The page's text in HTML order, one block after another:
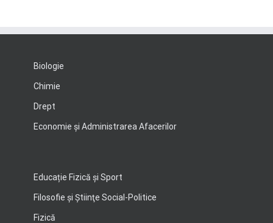
Biologie
Chimie
Drept
Economie şi Administrarea Afacerilor
Educație Fizică și Sport
Filosofie şi Ştiinţe Social-Politice
Fizică